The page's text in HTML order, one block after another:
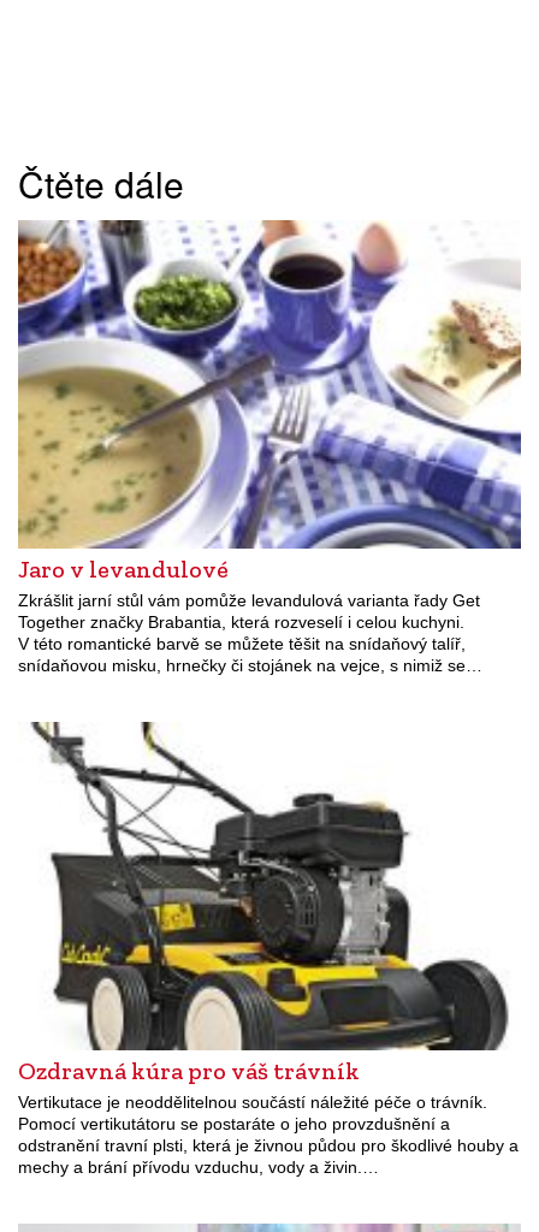
Čtěte dále
Jaro v levandulové
Zkrášlit jarní stůl vám pomůže levandulová varianta řady Get
Together značky Brabantia, která rozveselí i celou kuchyni.
V této romantické barvě se můžete těšit na snídaňový talíř,
snídaňovou misku, hrnečky či stojánek na vejce, s nimiž se…
Ozdravná kúra pro váš trávník
Vertikutace je neoddělitelnou součástí náležité péče o trávník.
Pomocí vertikutátoru se postaráte o jeho provzdušnění a
odstranění travní plsti, která je živnou půdou pro škodlivé houby a
mechy a brání přívodu vzduchu, vody a živin.…